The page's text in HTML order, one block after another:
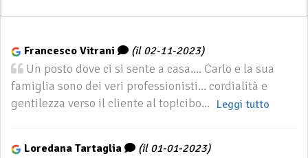
Francesco Vitrani (il 02-11-2023)
Un posto dove ci si sente a casa.... Carlo e la sua
famiglia sono dei veri professionisti... cordialità e
gentilezza verso il cliente al top!cibo... Leggi tutto
Loredana Tartaglia (il 01-01-2023)